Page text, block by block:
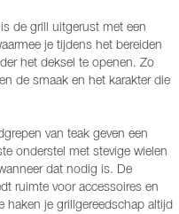
de grill uitgerust met een
je tijdens het bereiden
het deksel te openen. Zo
de smaak en het karakter die
van teak geven een
onderstel met stevige wielen
dat nodig is. De
ruimte voor accessoires en
haken je grillgereedschap altijd